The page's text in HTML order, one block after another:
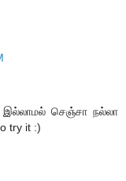
செஞ்சா நல்லா
try it :)